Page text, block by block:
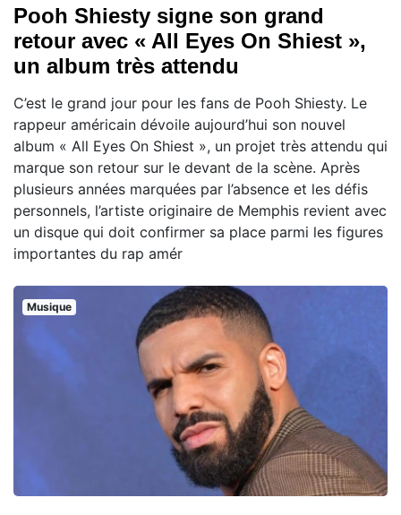
Pooh Shiesty signe son grand
retour avec « All Eyes On Shiest »,
un album très attendu
C’est le grand jour pour les fans de Pooh Shiesty. Le
rappeur américain dévoile aujourd’hui son nouvel
album « All Eyes On Shiest », un projet très attendu qui
marque son retour sur le devant de la scène. Après
plusieurs années marquées par l’absence et les défis
personnels, l’artiste originaire de Memphis revient avec
un disque qui doit confirmer sa place parmi les figures
importantes du rap amér
Musique